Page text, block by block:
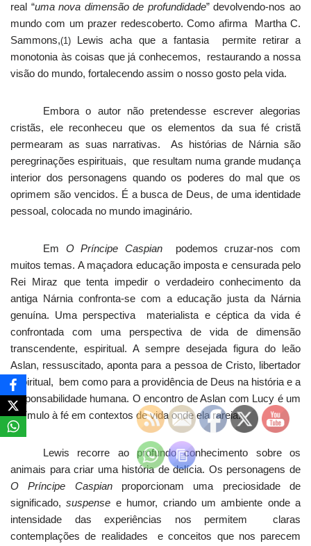
real “uma nova dimensão de profundidade” devolvendo-nos ao
mundo com um prazer redescoberto. Como afirma
Martha C.
Sammons,(1) Lewis acha que a fantasia
permite retirar a
monotonia às coisas que já conhecemos,
restaurando a nossa
visão do mundo, fortalecendo assim o nosso gosto pela vida.
Embora o autor não pretendesse escrever alegorias
cristãs, ele reconheceu que os elementos da sua fé cristã
permearam as suas narrativas.
As histórias de Nárnia são
peregrinações espirituais,
que resultam numa grande mudança
interior dos personagens quando os poderes do mal que os
oprimem são vencidos. É a busca de Deus, de uma identidade
pessoal, colocada no mundo imaginário.
Em O Príncipe Caspian
podemos cruzar-nos com
muitos temas. A maçadora educação imposta e censurada pelo
Rei Miraz que tenta impedir o verdadeiro conhecimento da
antiga Nárnia confronta-se com a educação justa da Nárnia
genuína. Uma perspectiva
materialista e céptica da vida é
confrontada com uma perspectiva de vida de dimensão
transcendente, espiritual. A sempre desejada figura do leão
Aslan, ressuscitado, aponta para a pessoa de Cristo, libertador
espiritual, bem como para a providência de Deus na história e a
responsabilidade humana. O encontro de Aslan com Lucy é um
estímulo à fé em contextos de vida onde ela rareia.
Lewis recorre ao profundo conhecimento sobre os
animais para criar uma história de delícia. Os personagens de
O Príncipe Caspianproporcionam uma preciosidade de
significado,suspense e humor, criando um ambiente onde a
intensidade das experiências nos permitem
claras
contemplações de realidades
e conceitos que nos parecem